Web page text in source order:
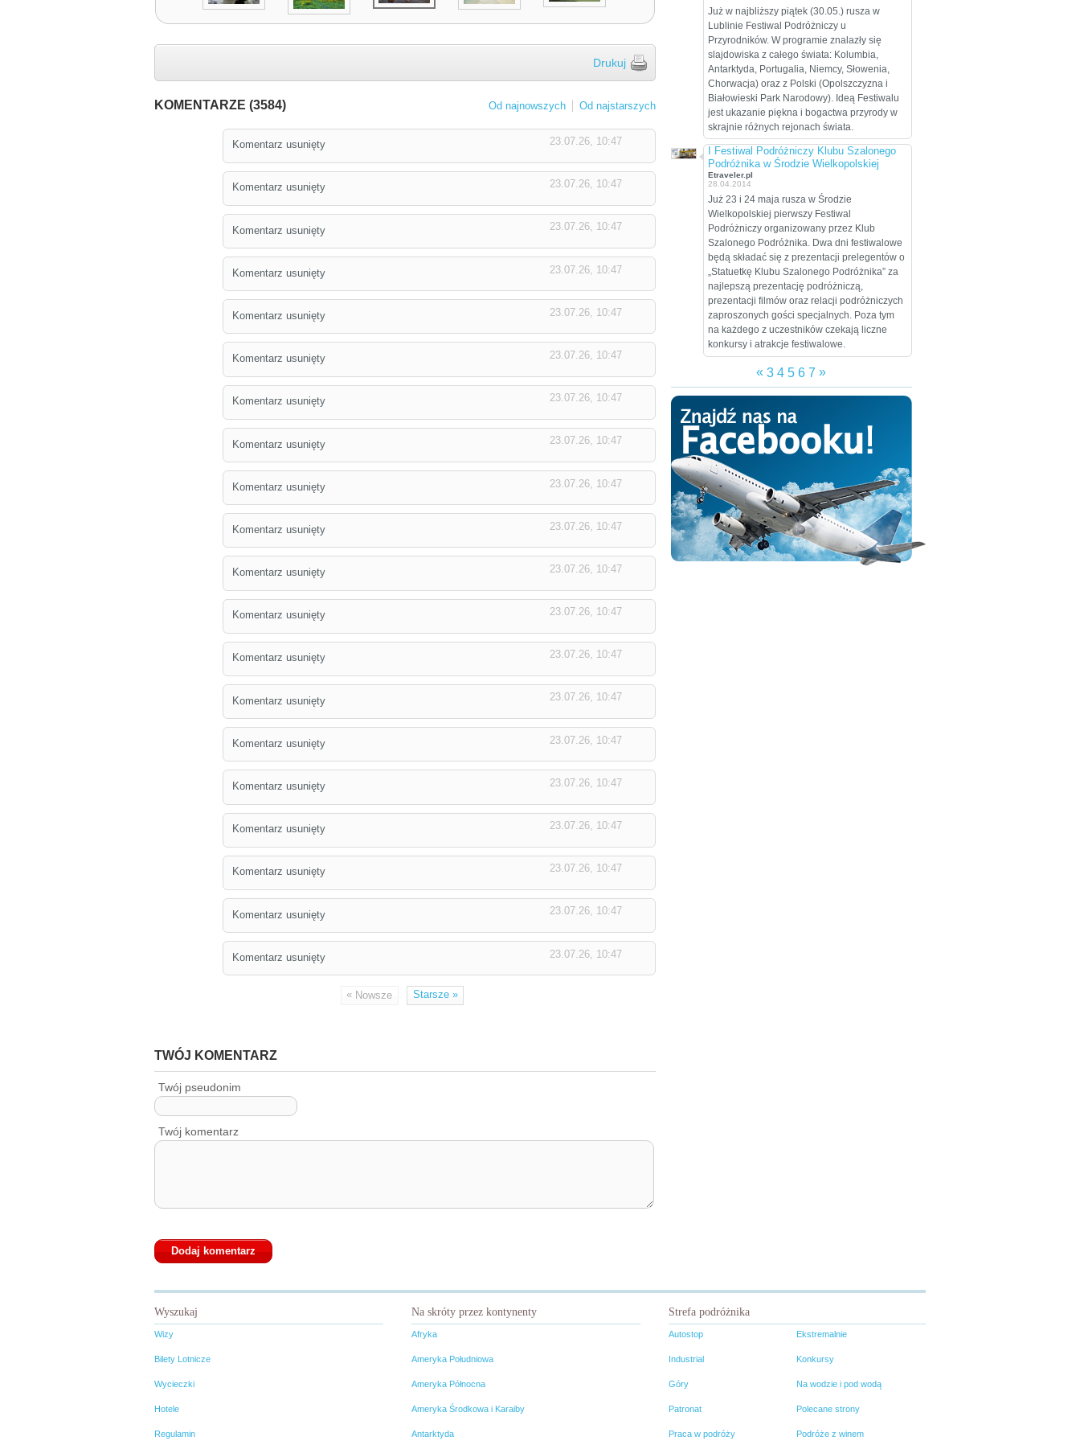
Drukuj
KOMENTARZE (3584) Od najnowszych Od najstarszych
23.07.26, 10:47
Komentarz usunięty
23.07.26, 10:47
Komentarz usunięty
23.07.26, 10:47
Komentarz usunięty
23.07.26, 10:47
Komentarz usunięty
23.07.26, 10:47
Komentarz usunięty
23.07.26, 10:47
Komentarz usunięty
23.07.26, 10:47
Komentarz usunięty
23.07.26, 10:47
Komentarz usunięty
23.07.26, 10:47
Komentarz usunięty
23.07.26, 10:47
Komentarz usunięty
23.07.26, 10:47
Komentarz usunięty
23.07.26, 10:47
Komentarz usunięty
23.07.26, 10:47
Komentarz usunięty
23.07.26, 10:47
Komentarz usunięty
23.07.26, 10:47
Komentarz usunięty
23.07.26, 10:47
Komentarz usunięty
23.07.26, 10:47
Komentarz usunięty
23.07.26, 10:47
Komentarz usunięty
23.07.26, 10:47
Komentarz usunięty
23.07.26, 10:47
Komentarz usunięty
« Nowsze Starsze»
TWÓJ KOMENTARZ
Twój pseudonim
Twój komentarz
celem są Stany
Zjednoczone, które
zamierzają przejechać
wzdłuż i wszerz w
trakcie dwumiesięcznej
eskapady.
Już w najbliższy piątek (30.05.) rusza w
Lublinie Festiwal Podróżniczy u
Przyrodników. W programie znalazły się
slajdowiska z całego świata: Kolumbia,
Antarktyda, Portugalia, Niemcy, Słowenia,
Chorwacja) oraz z Polski (Opolszczyzna i
Białowieski Park Narodowy). Ideą Festiwalu
jest ukazanie piękna i bogactwa przyrody w
skrajnie różnych rejonach świata.
I Festiwal Podróżniczy Klubu Szalonego
Podróżnika w Środzie Wielkopolskiej
Etraveler.pl
28.04.2014
Już 23 i 24 maja rusza w Środzie
Wielkopolskiej pierwszy Festiwal
Podróżniczy organizowany przez Klub
Szalonego Podróżnika. Dwa dni festiwalowe
będą składać się z prezentacji prelegentów o
„Statuetkę Klubu Szalonego Podróżnika” za
najlepszą prezentację podróżniczą,
prezentacji filmów oraz relacji podróżniczych
zaproszonych gości specjalnych. Poza tym
na każdego z uczestników czekają liczne
konkursy i atrakcje festiwalowe.
« 3 4 5 6 7 »
Wyszukaj
Wizy
Bilety Lotnicze
Wycieczki
Hotele
Regulamin
Na skróty przez kontynenty
Afryka
Ameryka Południowa
Ameryka Północna
Ameryka Środkowa i Karaiby
Antarktyda
Strefa podróżnika
Autostop Ekstremalnie
Industrial Konkursy
Góry Na wodzie i pod wodą
Patronat Polecane strony
Praca w podróży Podróże z winem